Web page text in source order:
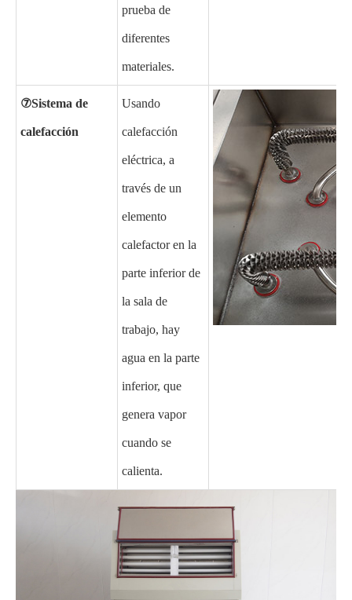
prueba de
diferentes
materiales.
⑦Sistema de
calefacción
Usando
calefacción
eléctrica, a
través de un
elemento
calefactor en la
parte inferior de
la sala de
trabajo, hay
agua en la parte
inferior, que
genera vapor
cuando se
calienta.